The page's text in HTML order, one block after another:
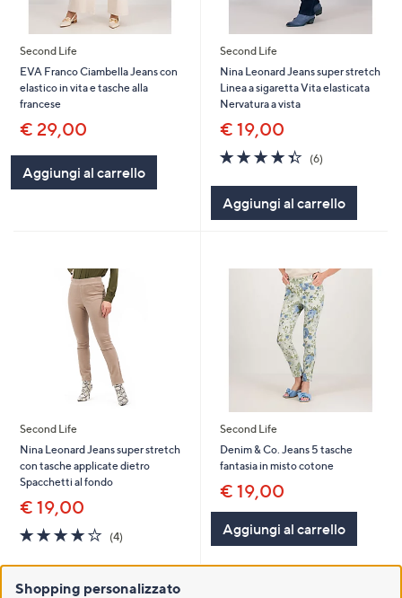
Second Life
EVA Franco Ciambella Jeans con
elastico in vita e tasche alla
francese
€ 29,00
Aggiungi al carrello
Second Life
Nina Leonard Jeans super stretch
Linea a sigaretta Vita elasticata
Nervatura a vista
€ 19,00
4.3
of
5
Stars
(6)6
Aggiungi al carrello
Second Life
Nina Leonard Jeans super stretch
con tasche applicate dietro
Spacchetti al fondo
€ 19,00
3.8
of
5
(4)
Aggiungi al carrello
Second Life
Denim & Co. Jeans 5 tasche
fantasia in misto cotone
€ 19,00
Aggiungi al carrello
Shopping personalizzato